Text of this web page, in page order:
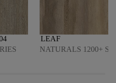
LEAF
NATURALS 1200+